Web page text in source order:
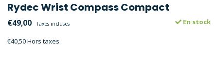
Rydec Wrist Compass Compact
€49,00 Taxes incluses
€40,50 Hors taxes
En stock